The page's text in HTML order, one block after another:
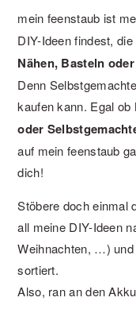
mein feenstaub ist
DIY-Ideen findest,
Nähen, Basteln
Denn
kaufen kann. Egal ob
oder
auf mein feenstaub
dich!
Stöbere doch einmal
all meine DIY-Ideen
Weihnachten, …)
sortiert.
Also, ran an den